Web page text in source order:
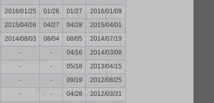
2016/01/25 01/26 01/27
2016/01/09
2015/04/26 04/27 04/28
2015/04/01
2014/08/03 08/04 08/05
2014/07/19
- - 04/16
2014/03/08
- - 05/18
2013/04/15
- - 09/19
2012/08/25
- - 04/28
2012/03/31